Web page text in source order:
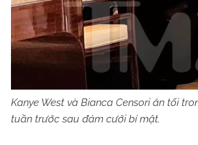
Kanye West và Bianca Censori ăn tối
tuần trước sau đám cưới bí mật.